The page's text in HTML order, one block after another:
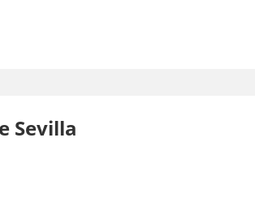
Sevilla